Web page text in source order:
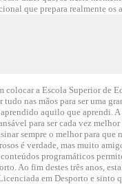
que prepara realmente os
a Escola Superior de
tudo nas mãos para ser
aquilo que aprendi.
para ser cada vez
sempre o melhor para
é verdade, mas muito
programáticos
Ao fim destes três anos,
em Desporto e sinto